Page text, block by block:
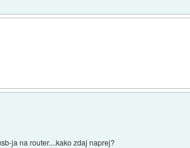
ja na router....kako zdaj naprej?